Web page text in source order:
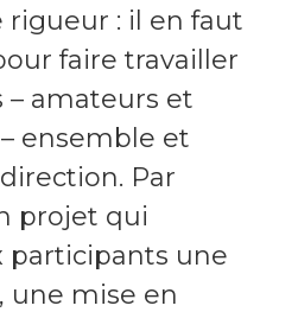
rigueur : il en faut
faire travailler
amateurs et
ensemble et
Par
projet qui
participants une
une mise en